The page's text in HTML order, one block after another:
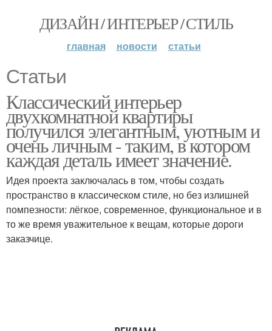
ДИЗАЙН / ИНТЕРЬЕР / СТИЛЬ
главная новости статьи
Статьи
Классический интерьер
двухкомнатной квартиры
получился элегантным, уютным и
очень личным - таким, в котором
каждая деталь имеет значение.
Идея проекта заключалась в том, чтобы создать
пространство в классическом стиле, но без излишней
помпезности: лёгкое, современное, функциональное и в
то же время уважительное к вещам, которые дороги
заказчице.